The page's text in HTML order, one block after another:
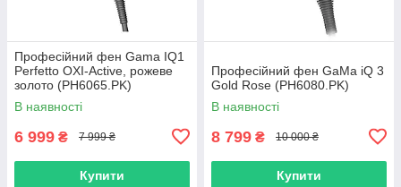
Професійний фен Gama IQ1
Perfetto OXI-Active, рожеве
золото (PH6065.PK)
В наявності
6 999 ₴ 7 999 ₴
Купити
Професійний фен GaMa iQ 3
Gold Rose (PH6080.PK)
В наявності
8 799 ₴ 10 000 ₴
Купити